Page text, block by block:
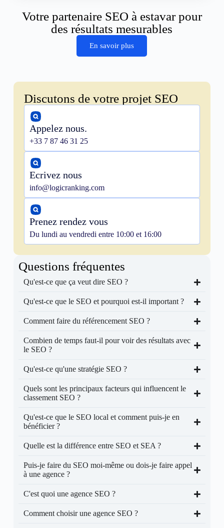
Votre partenaire SEO à estavar pour
des résultats mesurables
En savoir plus
Discutons de votre projet SEO
Appelez nous.
+33 7 87 46 31 25
Ecrivez nous
info@logicranking.com
Prenez rendez vous
Du lundi au vendredi entre 10:00 et 16:00
Questions fréquentes
Qu'est-ce que ça veut dire SEO ?
Qu'est-ce que le SEO et pourquoi est-il important ?
Comment faire du référencement SEO ?
Combien de temps faut-il pour voir des résultats avec
le SEO ?
Qu'est-ce qu'une stratégie SEO ?
Quels sont les principaux facteurs qui influencent le
classement SEO ?
Qu'est-ce que le SEO local et comment puis-je en
bénéficier ?
Quelle est la différence entre SEO et SEA ?
Puis-je faire du SEO moi-même ou dois-je faire appel
à une agence ?
C'est quoi une agence SEO ?
Comment choisir une agence SEO ?